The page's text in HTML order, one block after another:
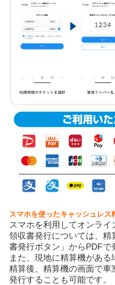
スマホを使ったキャッシュレス
スマホを利用してオンラ
領収書発行については、精
書発行ボタン」からPDFで
また、現地に精算機があ
精算後、精算機の画面で車
発行することも可能です。